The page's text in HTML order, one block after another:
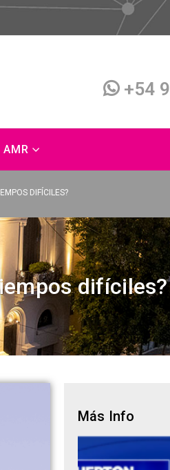
+54
AMR
DIFÍCILES?
difíciles?
Más Info